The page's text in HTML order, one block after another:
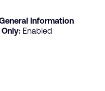
Information
Only: Enabled